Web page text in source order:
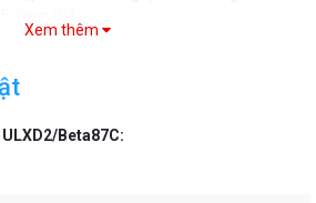
quan và màn hình menu kết hợp với màn
Xem thêm
Beta87C: